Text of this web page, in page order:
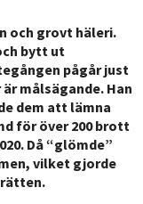
och grovt häleri.
bytt ut
pågår just
målsägande. Han
dem att lämna
för över 200 brott
Då “glömde”
vilket gjorde